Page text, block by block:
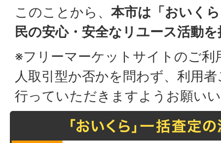
このことから、 本市は「おいく
民の安心・安全なリユース活動
※フリーマーケットサイトのご利
人取引型か否かを問わず、利用
行っていただきますようお願い